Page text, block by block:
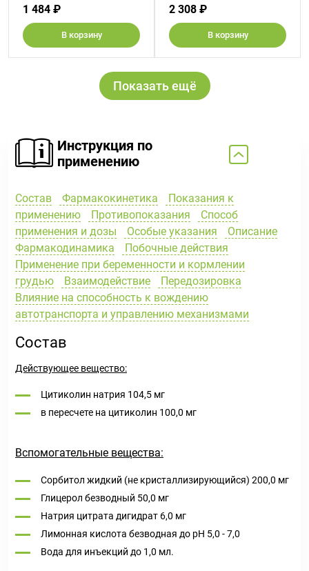
1 484 ₽
В корзину
2 308 ₽
В корзину
Показать ещё
Инструкция по
применению
Состав Фармакокинетика
Показания к
применению
Противопоказания
Способ
применения и дозы
Особые указания
Описание
Фармакодинамика
Побочные действия
Применение при беременности и кормлении
грудью
Взаимодействие
Передозировка
Влияние на способность к вождению
автотранспорта и управлению механизмами
Состав
Действующее вещество:
Цитиколин натрия 104,5 мг
в пересчете на цитиколин 100,0 мг
Вспомогательные вещества:
Сорбитол жидкий (не кристаллизирующийся) 200,0 мг
Глицерол безводный 50,0 мг
Натрия цитрата дигидрат 6,0 мг
Лимонная кислота безводная до pH 5,0 - 7,0
Вода для инъекций до 1,0 мл.